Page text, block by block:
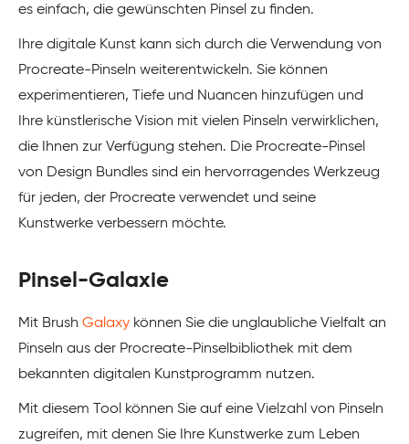
es einfach, die gewünschten Pinsel zu finden.
Ihre digitale Kunst kann sich durch die Verwendung von
Procreate-Pinseln weiterentwickeln. Sie können
experimentieren, Tiefe und Nuancen hinzufügen und
Ihre künstlerische Vision mit vielen Pinseln verwirklichen,
die Ihnen zur Verfügung stehen. Die Procreate-Pinsel
von Design Bundles sind ein hervorragendes Werkzeug
für jeden, der Procreate verwendet und seine
Kunstwerke verbessern möchte.
Pinsel-Galaxie
Mit Brush Galaxy können Sie die unglaubliche Vielfalt an
Pinseln aus der Procreate-Pinselbibliothek mit dem
bekannten digitalen Kunstprogramm nutzen.
Mit diesem Tool können Sie auf eine Vielzahl von Pinseln
zugreifen, mit denen Sie Ihre Kunstwerke zum Leben